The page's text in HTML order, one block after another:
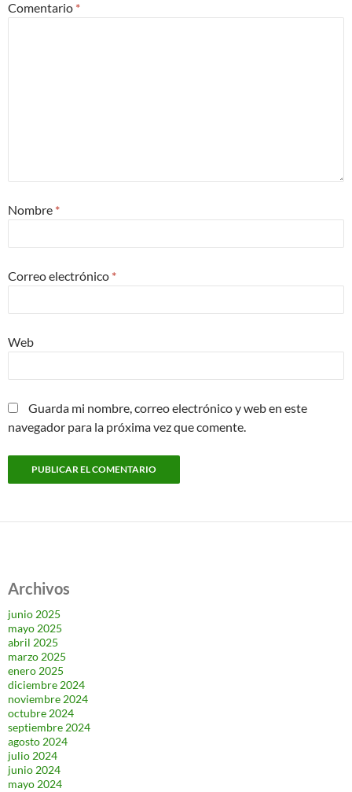
Comentario *
Nombre *
Correo electrónico *
Web
Guarda mi nombre, correo electrónico y web en este
navegador para la próxima vez que comente.
Archivos
junio 2025
mayo 2025
abril 2025
marzo 2025
enero 2025
diciembre 2024
noviembre 2024
octubre 2024
septiembre 2024
agosto 2024
julio 2024
junio 2024
mayo 2024